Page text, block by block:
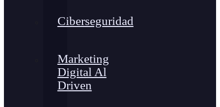
Ciberseguridad
Marketing
Digital Al
Driven